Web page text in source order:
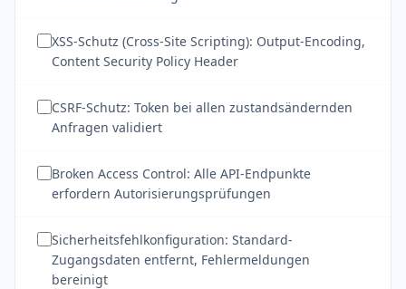
XSS-Schutz (Cross-Site Scripting): Output-Encoding,
Content Security Policy Header
CSRF-Schutz: Token bei allen zustandsändernden
Anfragen validiert
Broken Access Control: Alle API-Endpunkte
erfordern Autorisierungsprüfungen
Sicherheitsfehlkonfiguration: Standard-
Zugangsdaten entfernt, Fehlermeldungen
bereinigt